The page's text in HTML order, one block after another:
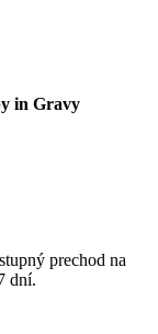
in Gravy
prechod na
dní.